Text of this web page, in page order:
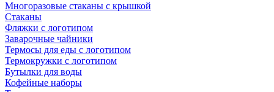
Многоразовые стаканы с крышкой
Стаканы
Фляжки с логотипом
Заварочные чайники
Термосы для еды с логотипом
Термокружки с логотипом
Бутылки для воды
Кофейные наборы